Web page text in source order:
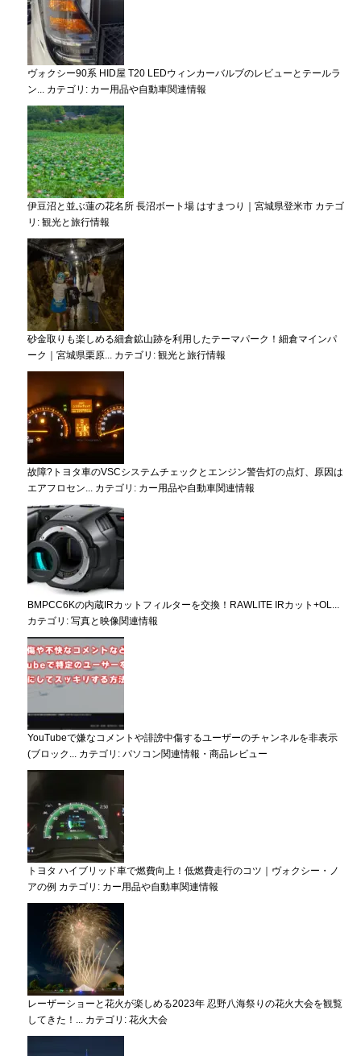
ヴォクシー90系 HID屋 T20 LEDウィンカーバルブのレビューとテールラ
ン... カテゴリ: カー用品や自動車関連情報
伊豆沼と並ぶ蓮の花名所 長沼ボート場 はすまつり｜宮城県登米市 カテゴ
リ: 観光と旅行情報
砂金取りも楽しめる細倉鉱山跡を利用したテーマパーク！細倉マインパ
ーク｜宮城県栗原... カテゴリ: 観光と旅行情報
故障?トヨタ車のVSCシステムチェックとエンジン警告灯の点灯、原因は
エアフロセン... カテゴリ: カー用品や自動車関連情報
BMPCC6Kの内蔵IRカットフィルターを交換！RAWLITE IRカット+OL...
カテゴリ: 写真と映像関連情報
YouTubeで嫌なコメントや誹謗中傷するユーザーのチャンネルを非表示
(ブロック... カテゴリ: パソコン関連情報・商品レビュー
トヨタ ハイブリッド車で燃費向上！低燃費走行のコツ｜ヴォクシー・ノ
アの例 カテゴリ: カー用品や自動車関連情報
レーザーショーと花火が楽しめる2023年 忍野八海祭りの花火大会を観覧
してきた！... カテゴリ: 花火大会